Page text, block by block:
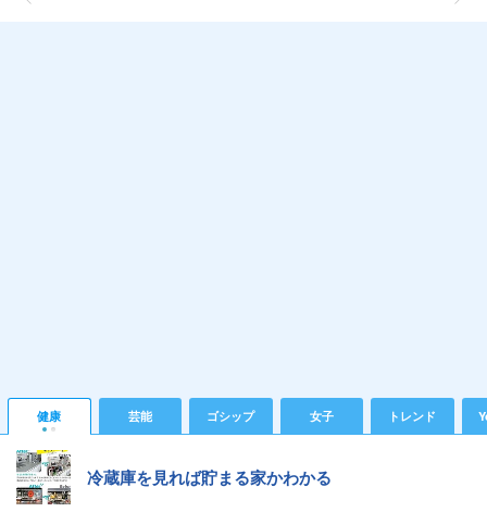
健康 芸能 ゴシップ 女子 トレンド
冷蔵庫を見れば貯まる家かわかる